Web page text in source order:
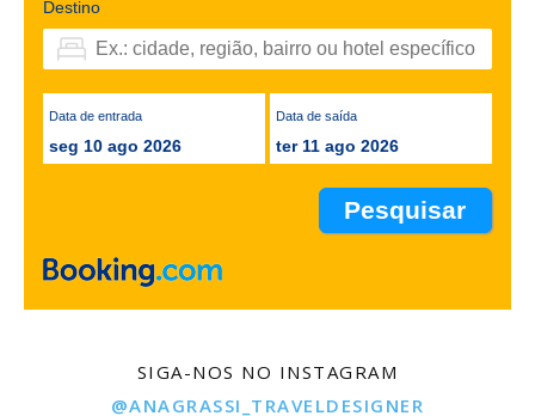
Destino
Data de entrada
seg 10 ago 2026
Data de saída
ter 11 ago 2026
SIGA-NOS NO INSTAGRAM
@ANAGRASSI_TRAVELDESIGNER